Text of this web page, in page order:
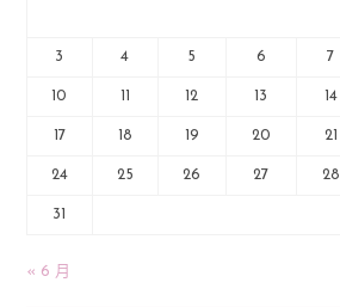
3 4 5 6 7
10 11 12 13 14
17 18 19 20 21
24 25 26 27 28
31
« 6 月